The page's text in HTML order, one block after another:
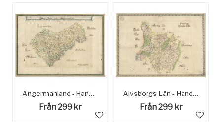
Ångermanland - Handmålad Historisk Karta sent 1600-tal
Från 299 kr
Älvsborgs Län - Handmålad Historisk karta sent 1600 tal
Från 299 kr